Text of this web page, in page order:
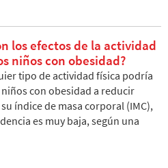
los efectos de la actividad
niños con obesidad?
tipo de actividad física podría
con obesidad a reducir
índice de masa corporal (IMC),
es muy baja, según una